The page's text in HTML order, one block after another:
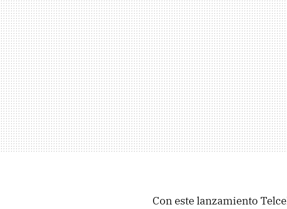
Con este lanzamiento